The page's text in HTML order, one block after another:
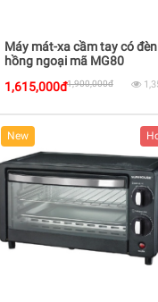
Máy mát-xa cầm tay có đèn
hồng ngoại mã MG80
1,615,000đ1,900,000đ
New